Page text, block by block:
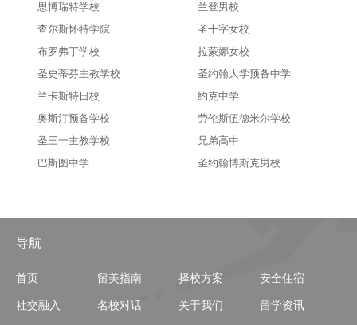
思博瑞特学校
兰登男校
查尔斯怀特学院
圣十字女校
布罗弗丁学校
拉蒙娜女校
圣史蒂芬主教学校
圣约翰大学预备中学
兰卡斯特日校
约克中学
奥斯汀预备学校
劳伦斯伍德米尔学校
圣三一主教学校
兄弟高中
巴斯图中学
圣约翰博斯克男校
导航
首页 留美指南 择校方案 安全住宿
社交融入 名校对话 关于我们 留学资讯